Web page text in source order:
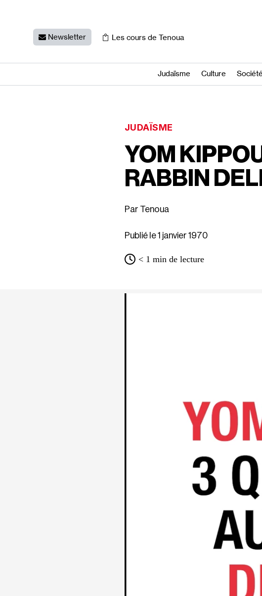
Newsletter Les cours de Tenoua
Judaïsme Culture Société
JUDAÏSME
YOM
RABBIN
Tenoua
Publié le 1 janvier 1970
< 1 min de lecture